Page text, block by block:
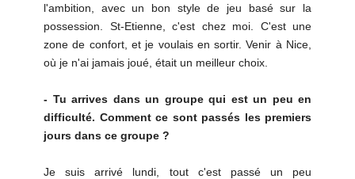
l'ambition, avec un bon style de jeu basé sur la
possession. St-Etienne, c'est chez moi. C'est une
zone de confort, et je voulais en sortir. Venir à Nice,
où je n'ai jamais joué, était un meilleur choix.
- Tu arrives dans un groupe qui est un peu en
difficulté. Comment ce sont passés les premiers
jours dans ce groupe ?
Je suis arrivé lundi, tout c'est passé un peu